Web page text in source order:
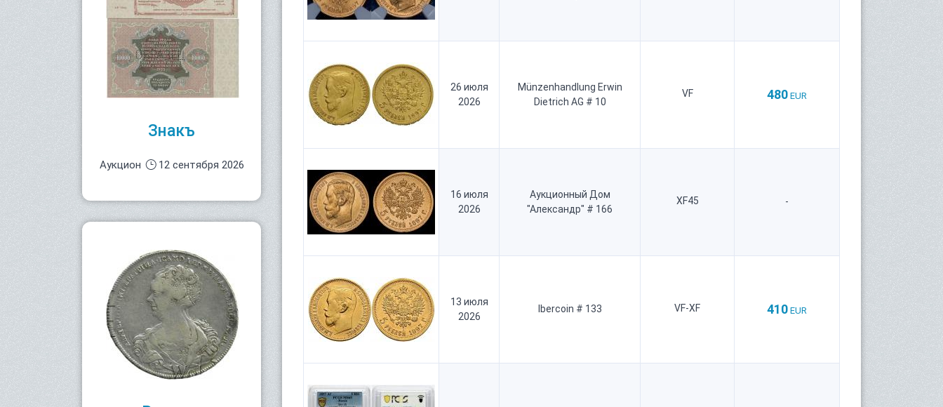
Знакъ
Аукцион 12 сентября 2026
26 июля
2026
Münzenhandlung Erwin
Dietrich AG # 10
VF 480 EUR
16 июля
2026
Аукционный Дом
"Александр" # 166
XF45 -
13 июля
2026
Ibercoin # 133 VF-XF 410 EUR